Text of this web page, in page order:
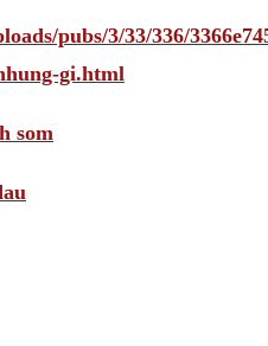
pubs/3/33/336/
gi.html
som